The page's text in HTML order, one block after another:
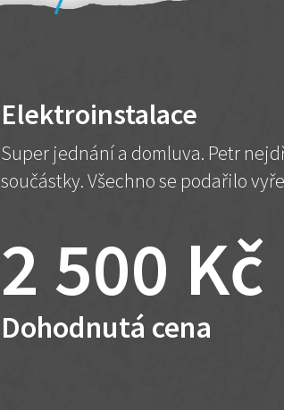
Elektroinstalace
Super jednání a domluva. Petr
součástky. Všechno se podařilo
2 500 Kč
Dohodnutá cena